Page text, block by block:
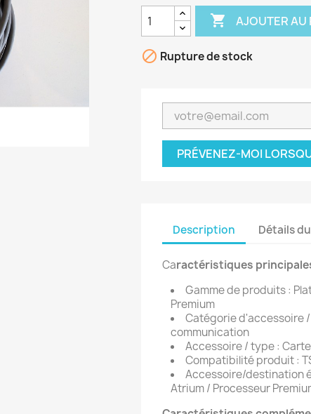
 AJOUTER AU
 Rupture de stock
PRÉVENEZ-MOI
Description Détails
Caractéristiques
Gamme de produits :
Premium
Catégorie d'accessoire
communication
Accessoire / type : Carte
Compatibilité produit :
Accessoire/destination
Atrium / Processeur